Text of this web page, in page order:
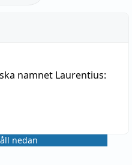
namnet Laurentius:
nedan